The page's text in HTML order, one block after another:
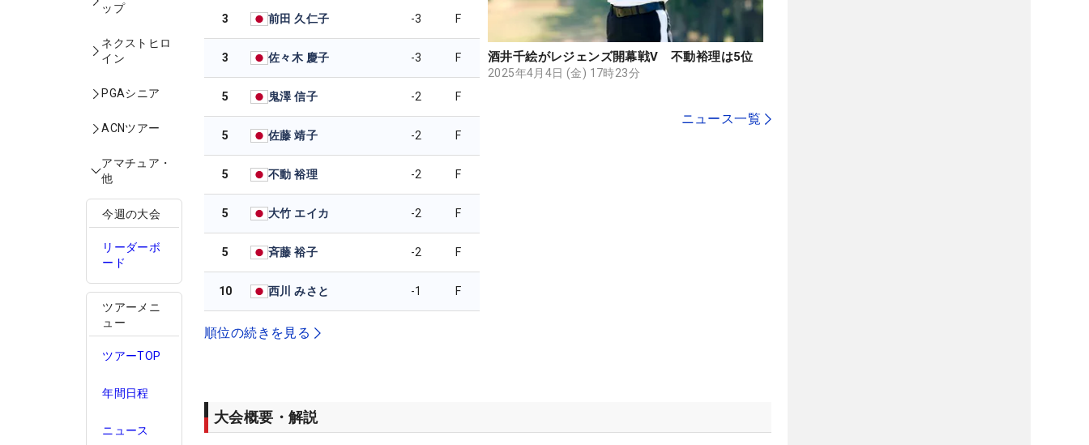
ップ
ネクストヒロ
イン
PGAシニア
ACNツアー
アマチュア・
他
今週の大会
リーダーボ
ード
ツアーメニ
ュー
ツアーTOP
年間日程
ニュース
3 前田 久仁子 -3 F
3 佐々木 慶子 -3 F
5 鬼澤 信子 -2 F
5 佐藤 靖子 -2 F
5 不動 裕理 -2 F
5 大竹 エイカ -2 F
5 斉藤 裕子 -2 F
10 西川 みさと -1 F
順位の続きを見る
酒井千絵がレジェンズ開幕戦V 不動裕理は5位
2025年4月4日 (金) 17時23分
ニュース一覧
大会概要・解説